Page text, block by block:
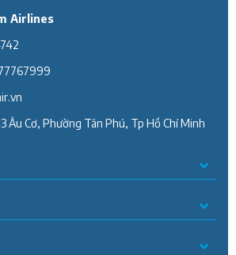
Airlines
Âu Cơ, Phường Tân Phú, Tp Hồ Chí Minh